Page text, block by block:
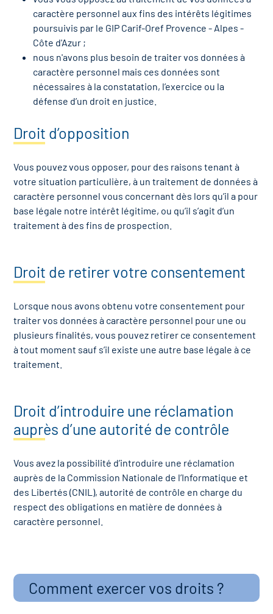
caractère personnel aux fins des intérêts légitimes
poursuivis par le GIP Carif-Oref Provence - Alpes -
Côte d'Azur ;
nous n'avons plus besoin de traiter vos données à
caractère personnel mais ces données sont
nécessaires à la constatation, l’exercice ou la
défense d’un droit en justice.
Droit d’opposition
Vous pouvez vous opposer, pour des raisons tenant à
votre situation particulière, à un traitement de données à
caractère personnel vous concernant dès lors qu’il a pour
base légale notre intérêt légitime, ou qu’il s’agit d’un
traitement à des fins de prospection.
Droit de retirer votre consentement
Lorsque nous avons obtenu votre consentement pour
traiter vos données à caractère personnel pour une ou
plusieurs finalités, vous pouvez retirer ce consentement
à tout moment sauf s’il existe une autre base légale à ce
traitement.
Droit d’introduire une réclamation
auprès d’une autorité de contrôle
Vous avez la possibilité d’introduire une réclamation
auprès de la Commission Nationale de l’Informatique et
des Libertés (CNIL), autorité de contrôle en charge du
respect des obligations en matière de données à
caractère personnel.
Comment exercer vos droits ?